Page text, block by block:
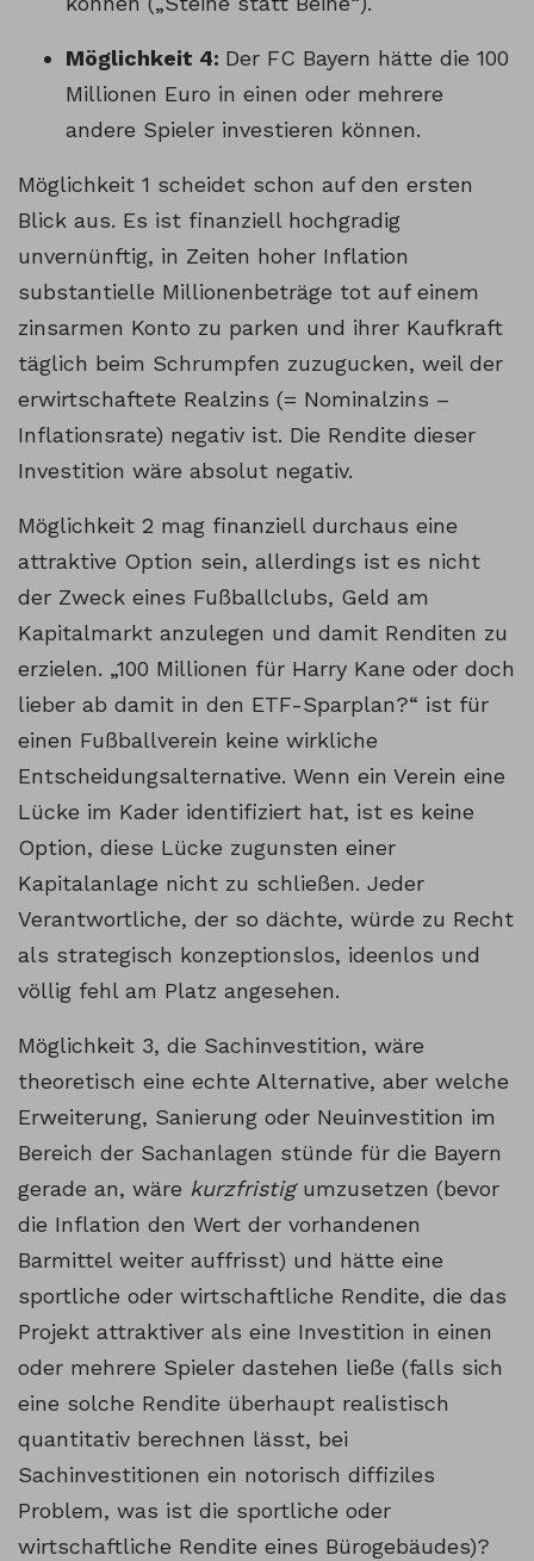
Möglichkeit 4: Der FC Bayern hätte die 100
Millionen Euro in einen oder mehrere
andere Spieler investieren können.
Möglichkeit 1 scheidet schon auf den ersten
Blick aus. Es ist finanziell hochgradig
unvernünftig, in Zeiten hoher Inflation
substantielle Millionenbeträge tot auf einem
zinsarmen Konto zu parken und ihrer Kaufkraft
täglich beim Schrumpfen zuzugucken, weil der
erwirtschaftete Realzins (= Nominalzins –
Inflationsrate) negativ ist. Die Rendite dieser
Investition wäre absolut negativ.
Möglichkeit 2 mag finanziell durchaus eine
attraktive Option sein, allerdings ist es nicht
der Zweck eines Fußballclubs, Geld am
Kapitalmarkt anzulegen und damit Renditen zu
erzielen. „100 Millionen für Harry Kane oder doch
lieber ab damit in den ETF-Sparplan?“ ist für
einen Fußballverein keine wirkliche
Entscheidungsalternative. Wenn ein Verein eine
Lücke im Kader identifiziert hat, ist es keine
Option, diese Lücke zugunsten einer
Kapitalanlage nicht zu schließen. Jeder
Verantwortliche, der so dächte, würde zu Recht
als strategisch konzeptionslos, ideenlos und
völlig fehl am Platz angesehen.
Möglichkeit 3, die Sachinvestition, wäre
theoretisch eine echte Alternative, aber welche
Erweiterung, Sanierung oder Neuinvestition im
Bereich der Sachanlagen stünde für die Bayern
gerade an, wäre kurzfristigumzusetzen (bevor
die Inflation den Wert der vorhandenen
Barmittel weiter auffrisst) und hätte eine
sportliche oder wirtschaftliche Rendite, die das
Projekt attraktiver als eine Investition in einen
oder mehrere Spieler dastehen ließe (falls sich
eine solche Rendite überhaupt realistisch
quantitativ berechnen lässt, bei
Sachinvestitionen ein notorisch diffiziles
Problem, was ist die sportliche oder
wirtschaftliche Rendite eines Bürogebäudes)?